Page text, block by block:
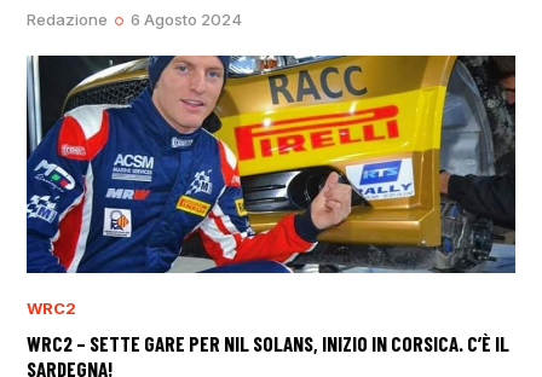
Redazione 6 Agosto 2024
WRC2
WRC2 – SETTE GARE PER NIL SOLANS, INIZIO IN CORSICA. C’È IL
SARDEGNA!